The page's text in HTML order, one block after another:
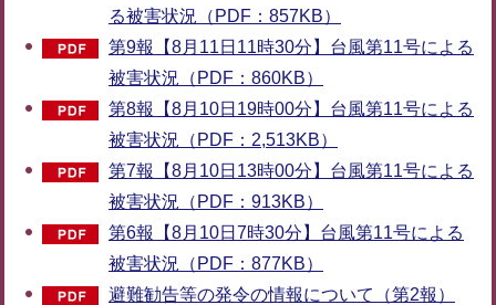
る被害状況（PDF：857KB）
第9報【8月11日11時30分】台風第11号による
被害状況（PDF：860KB）
第8報【8月10日19時00分】台風第11号による
被害状況（PDF：2,513KB）
第7報【8月10日13時00分】台風第11号による
被害状況（PDF：913KB）
第6報【8月10日7時30分】台風第11号による
被害状況（PDF：877KB）
避難勧告等の発令の情報について（第2報）